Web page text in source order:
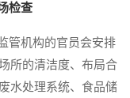
检查
机构的官员会安排
所的清洁度、布局合
水处理系统、食品储